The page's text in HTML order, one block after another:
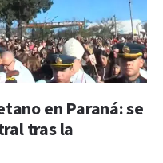
en Paraná: se
tras la